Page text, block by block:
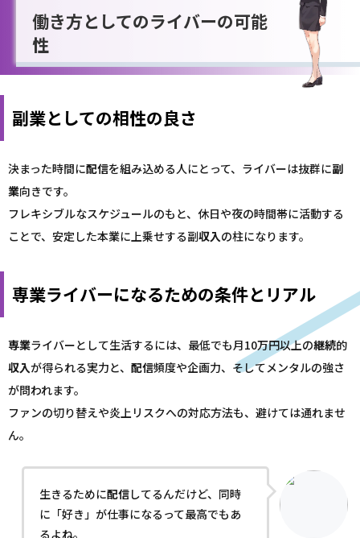
働き方としてのライバーの可能
性
副業としての相性の良さ
決まった時間に配信を組み込める人にとって、ライバーは抜群に副
業向きです。
フレキシブルなスケジュールのもと、休日や夜の時間帯に活動する
ことで、安定した本業に上乗せする副収入の柱になります。
専業ライバーになるための条件とリアル
専業ライバーとして生活するには、最低でも月10万円以上の継続的
収入が得られる実力と、 配信頻度や企画力、そしてメンタルの強さ
が問われます。
ファンの切り替えや炎上リスクへの対応方法も、避けては通れませ
ん。
生きるために配信してるんだけど、同時
に「好き」が仕事になるって最高でもあ
るよね。